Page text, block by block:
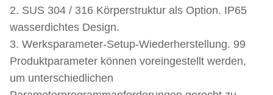
2. SUS 304 / 316 Körperstruktur als Option. IP65
wasserdichtes Design.
3. Werksparameter-Setup-Wiederherstellung. 99
Produktparameter können voreingestellt werden,
um unterschiedlichen